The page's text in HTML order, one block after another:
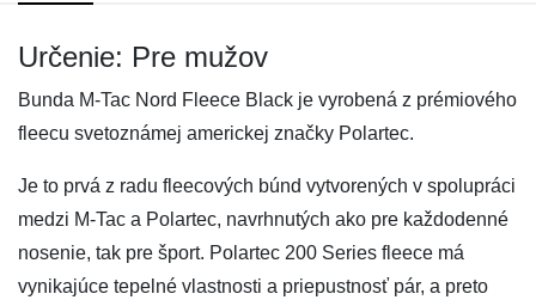
Určenie: Pre mužov
Bunda M-Tac Nord Fleece Black je vyrobená z prémiového
fleecu svetoznámej americkej značky Polartec.
Je to prvá z radu fleecových búnd vytvorených v spolupráci
medzi M-Tac a Polartec, navrhnutých ako pre každodenné
nosenie, tak pre šport. Polartec 200 Series fleece má
vynikajúce tepelné vlastnosti a priepustnosť pár, a preto